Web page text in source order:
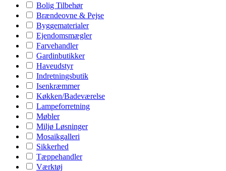
Bolig Tilbehør
Brændeovne & Pejse
Byggematerialer
Ejendomsmægler
Farvehandler
Gardinbutikker
Haveudstyr
Indretningsbutik
Isenkræmmer
Køkken/Badeværelse
Lampeforretning
Møbler
Miljø Løsninger
Mosaikgalleri
Sikkerhed
Tæppehandler
Værktøj